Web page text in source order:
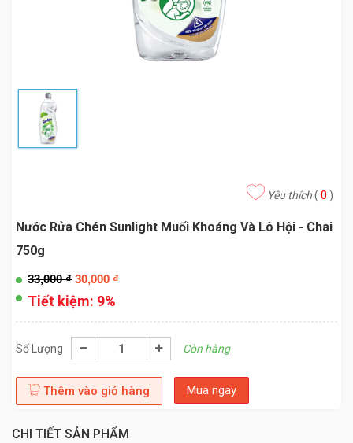
Yêu thích( 0 )
Nước Rửa Chén Sunlight Muối Khoáng Và Lô Hội - Chai
750g
33,000₫ 30,000 ₫
Tiết kiệm: 9%
Số Lượng Còn hàng
Thêm vào giỏ hàng Mua ngay
CHI TIẾT SẢN PHẨM